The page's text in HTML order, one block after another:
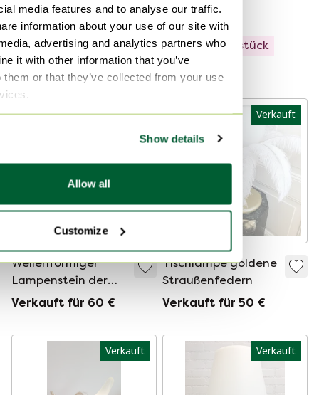
media features and to analyse our traffic.
information about your use of our site with
advertising and analytics partners who
it with other information that you’ve
them or that they’ve collected from your use
Show details
Allow all
Customize
89 € 44 €
Ausstellungsstück
Kuratiert
996 € 699 €
Ausstellungsstück
Verkauft
Wellenförmiger
Lampenstein der
80er Jahre
Verkauft für 60 €
Verkauft
Tischlampe goldene
Straußenfedern
Verkauft für 50 €
Verkauft Verkauft